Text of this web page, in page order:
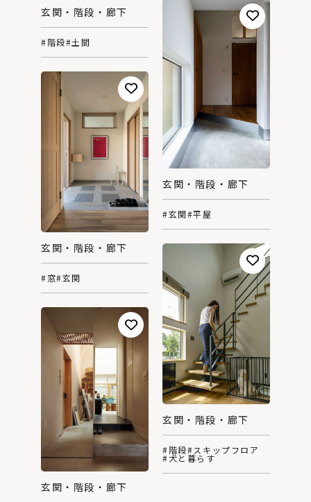
玄関・階段・廊下
#階段#土間
玄関・階段・廊下
#玄関#平屋
玄関・階段・廊下
#窓#玄関
玄関・階段・廊下
#階段#スキップフロア
#犬と暮らす
玄関・階段・廊下